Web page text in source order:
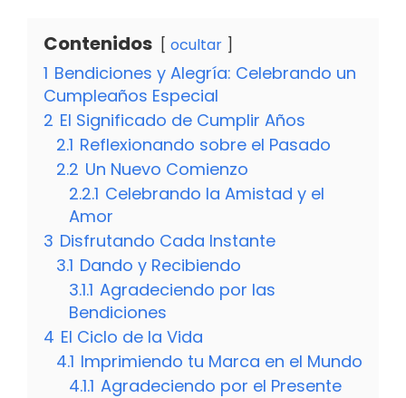
Contenidos ocultar
1 Bendiciones y Alegría: Celebrando un
Cumpleaños Especial
2 El Significado de Cumplir Años
2.1 Reflexionando sobre el Pasado
2.2 Un Nuevo Comienzo
2.2.1 Celebrando la Amistad y el
Amor
3 Disfrutando Cada Instante
3.1 Dando y Recibiendo
3.1.1 Agradeciendo por las
Bendiciones
4 El Ciclo de la Vida
4.1 Imprimiendo tu Marca en el Mundo
4.1.1 Agradeciendo por el Presente